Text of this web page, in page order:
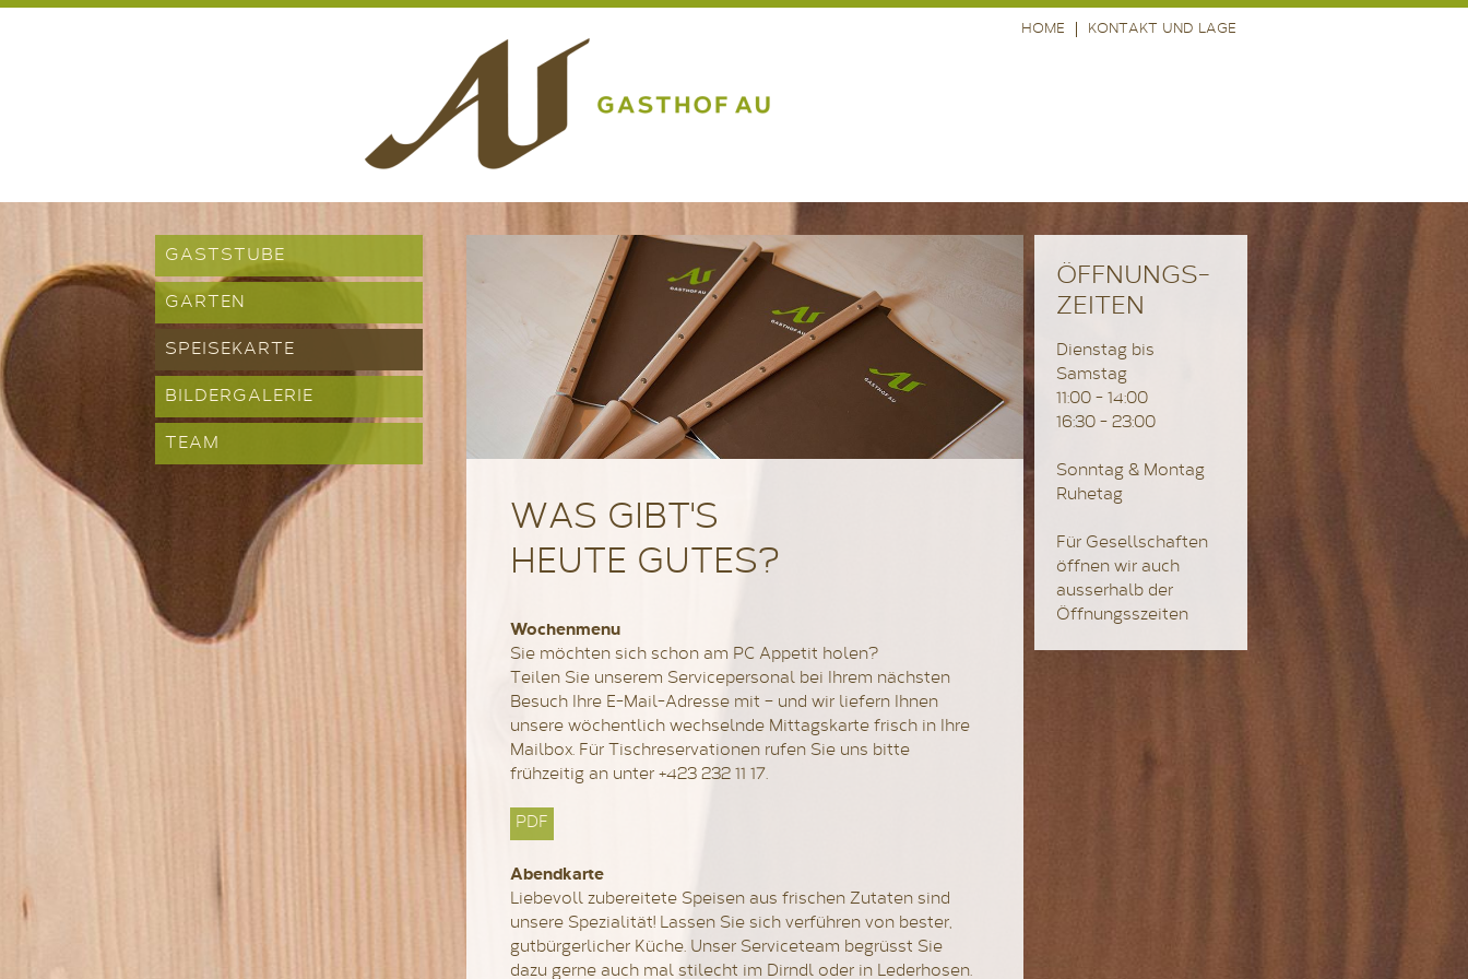
HOME KONTAKT UND LAGE
GASTSTUBE
GARTEN
SPEISEKARTE
BILDERGALERIE
TEAM
WAS GIBT'S
HEUTE GUTES?
Wochenmenu
Sie möchten sich schon am PC Appetit holen?
Teilen Sie unserem Servicepersonal bei Ihrem nächsten
Besuch Ihre E-Mail-Adresse mit – und wir liefern Ihnen
unsere wöchentlich wechselnde Mittagskarte frisch in Ihre
Mailbox. Für Tischreservationen rufen Sie uns bitte
frühzeitig an unter +423 232 11 17.
PDF
Abendkarte
Liebevoll zubereitete Speisen aus frischen Zutaten sind
unsere Spezialität! Lassen Sie sich verführen von bester,
gutbürgerlicher Küche. Unser Serviceteam begrüsst Sie
dazu gerne auch mal stilecht im Dirndl oder in Lederhosen.
ÖFFNUNGS-
ZEITEN
Dienstag bis
Samstag
11:00 - 14:00
16:30 - 23:00
Sonntag & Montag
Ruhetag
Für Gesellschaften
öffnen wir auch
ausserhalb der
Öffnungsszeiten